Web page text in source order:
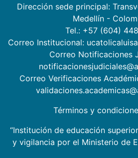
Dirección sede principal:
Medellín -
Tel.: +57 (604)
Correo Institucional:
Correo Notificaciones
Correo Verificaciones
Términos y
“Institución de educación
y vigilancia por el Ministerio de